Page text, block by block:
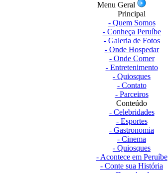
Menu Geral
Principal
- Quem Somos
- Conheça Peruíbe
- Galeria de Fotos
- Onde Hospedar
- Onde Comer
- Entretenimento
- Quiosques
- Contato
- Parceiros
Conteúdo
- Celebridades
- Esportes
- Gastronomia
- Cinema
- Quiosques
- Acontece em Peruíbe
- Conte sua História